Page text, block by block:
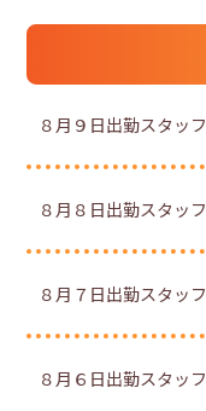
８月９日出勤スタッフ
８月８日出勤スタッフ
８月７日出勤スタッフ
８月６日出勤スタッフ